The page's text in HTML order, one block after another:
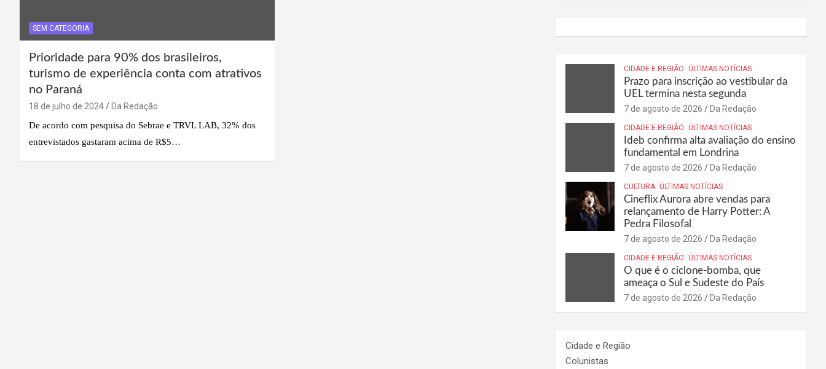
SEM CATEGORIA
Prioridade para 90% dos brasileiros,
turismo de experiência conta com atrativos
no Paraná
18 de julho de 2024
Da Redação
De acordo com pesquisa do Sebrae e TRVL LAB, 32% dos
entrevistados gastaram acima de R$5…
CIDADE E REGIÃO ÚLTIMAS NOTÍCIAS
Prazo para inscrição ao vestibular da
UEL termina nesta segunda
7 de agosto de 2026 Da Redação
CIDADE E REGIÃO ÚLTIMAS NOTÍCIAS
Ideb confirma alta avaliação do ensino
fundamental em Londrina
7 de agosto de 2026 Da Redação
CULTURA ÚLTIMAS NOTÍCIAS
Cineflix Aurora abre vendas para
relançamento de Harry Potter: A
Pedra Filosofal
7 de agosto de 2026 Da Redação
CIDADE E REGIÃO ÚLTIMAS NOTÍCIAS
O que é o ciclone-bomba, que
ameaça o Sul e Sudeste do País
7 de agosto de 2026 Da Redação
Cidade e Região
Colunistas